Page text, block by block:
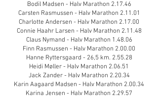
Bodil Madsen - Halv Marathon 2.17.46
Carsten Rasmussen - Halv Marathon 2.11.01
Charlotte Andersen - Halv Marathon 2.17.00
Connie Haahr Larsen - Halv Marathon 2.11.48
Claus Nymand - Halv Marathon 1.48.06
Finn Rasmussen - Halv Marathon 2.00.00
Hanne Ryttersgaard - 26,5 km. 2.55.28
Heidi Møller - Halv Marathon 2.06.51
Jack Zander - Halv Marathon 2.20.34
Karin Aagaard Madsen - Halv Marathon 2.00.34
Karina Jensen - Halv Marathon 2.29.57